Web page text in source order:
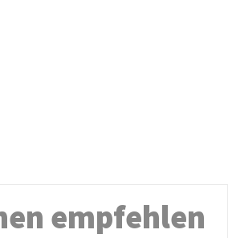
empfehlen